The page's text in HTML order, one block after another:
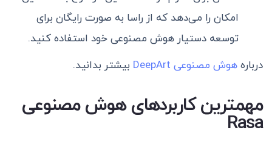
امکان را می‌دهد که از راسا به صورت رایگان برای
توسعه دستیار هوش مصنوعی خود استفاده کنید.
درباره هوش مصنوعی DeepArt بیشتر بدانید.
مهمترین کاربردهای هوش مصنوعی
Rasa